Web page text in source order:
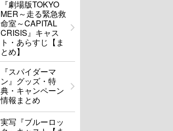
『劇場版TOKYO
MER～走る緊急救
命室～CAPITAL
CRISIS』キャス
ト・あらすじ【ま
とめ】
『スパイダーマ
ン』グッズ・特
典・キャンペーン
情報まとめ
実写『ブルーロッ